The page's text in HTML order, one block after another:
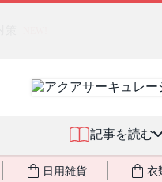
記事を読む
日用雑貨 衣